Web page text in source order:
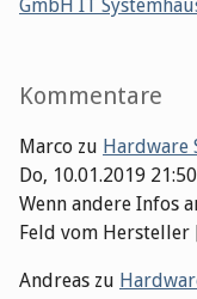
GmbH IT
Kommentare
Marco zu Hardware
Do, 10.01.2019 21:50
Wenn andere Infos
Feld vom Hersteller
Andreas zu